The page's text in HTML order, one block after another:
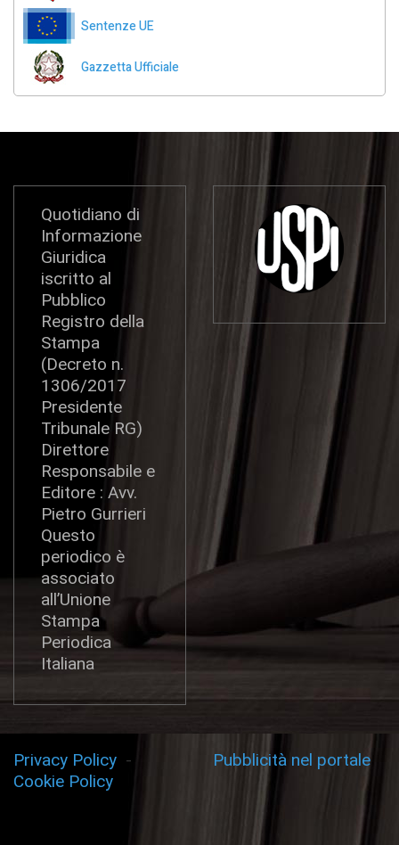
Sentenze UE
Gazzetta Ufficiale
Quotidiano di
Informazione
Giuridica
iscritto al
Pubblico
Registro della
Stampa
(Decreto n.
1306/2017
Presidente
Tribunale RG)
Direttore
Responsabile e
Editore : Avv.
Pietro Gurrieri
Questo
periodico è
associato
all’Unione
Stampa
Periodica
Italiana
Privacy Policy -
Cookie Policy
Pubblicità nel portale